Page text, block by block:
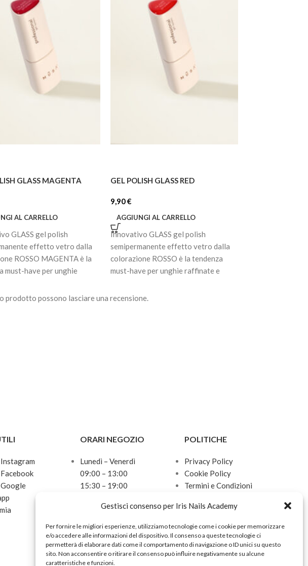
Gestisci consenso per Iris Nails Academy
Per fornire le migliori esperienze, utilizziamo tecnologie come i cookie per memorizzare
e/o accedere alle informazioni del dispositivo. Il consenso a queste tecnologie ci
permetterà di elaborare dati come il comportamento di navigazione o ID unici su questo
sito. Non acconsentire o ritirare il consenso può influire negativamente su alcune
caratteristiche e funzioni.
GLASS MAGENTA
AL CARRELLO
GLASS gel polish
effetto vetro dalla
ROSSO MAGENTA è la
must-have per unghie
GEL POLISH GLASS RED
9,90€
AGGIUNGI AL CARRELLO
Innovativo GLASS gel polish
semipermanente effetto vetro dalla
colorazione ROSSO è la tendenza
must-have per unghie raffinate e
prodotto possono lasciare una recensione.
ORARI NEGOZIO
Lunedì – Venerdì
09:00 – 13:00
15:30 – 19:00
10:00 – 13:00
Domenica
Chiuso
POLITICHE
Privacy Policy
Cookie Policy
Termini e Condizioni